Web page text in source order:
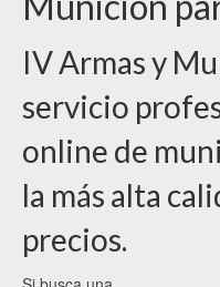
IV Armas y
servicio
online de
la más alta
precios.